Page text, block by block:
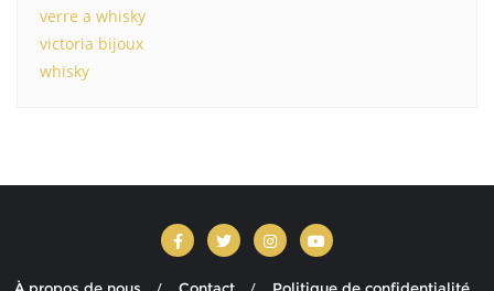
verre a whisky
victoria bijoux
whisky